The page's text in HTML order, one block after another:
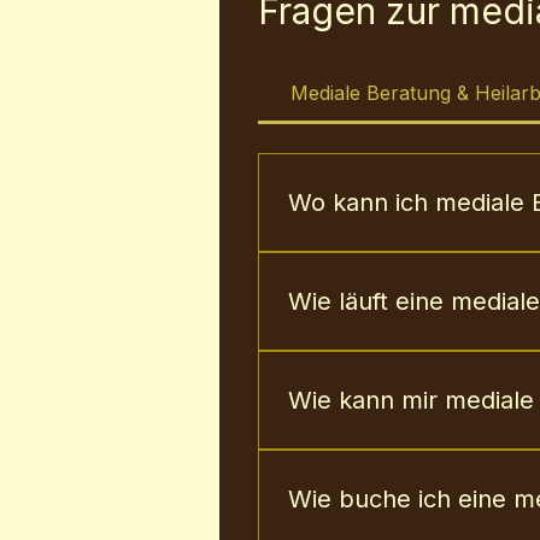
Fragen zur
Mediale Beratung &
Wo kann ich mediale
In meiner Praxis begleite
Wie läuft eine
woran es liegt, dass du
Wie kann mir
vorher nicht klar waren.
Wie buche ich eine